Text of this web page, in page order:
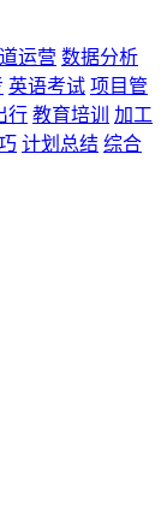
运营 数据分析
英语考试 项目管
行 教育培训
加工
计划总结 综合